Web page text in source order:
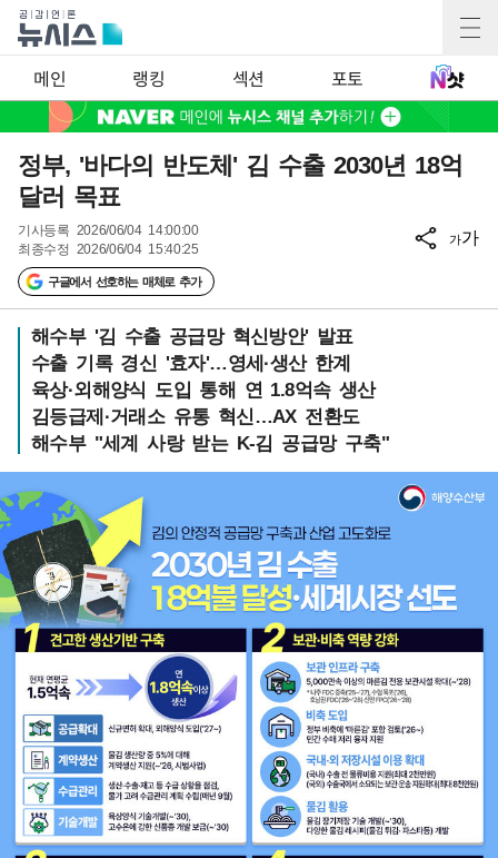
메인 랭킹 섹션 포토
정부, '바다의 반도체' 김 수출 2030년 18억
달러 목표
기사등록 2026/06/04 14:00:00
최종수정 2026/06/04 15:40:25
구글에서 선호하는 매체로 추가
가가
해수부 '김 수출 공급망 혁신방안' 발표
수출 기록 경신 '효자'…영세·생산 한계
육상·외해양식 도입 통해 연 1.8억속 생산
김등급제·거래소 유통 혁신…AX 전환도
해수부 "세계 사랑 받는 K-김 공급망 구축"